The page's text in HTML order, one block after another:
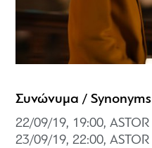
Συνώνυμα / Synonyms
22/09/19, 19:00, ASTOR
23/09/19, 22:00, ASTOR